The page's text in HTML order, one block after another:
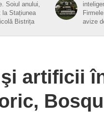
Soiul anului,
la Stațiunea
Bistrița
avize
artificii